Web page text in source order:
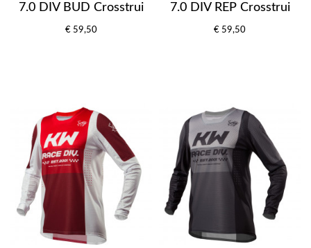
7.0 DIV BUD Crosstrui
€ 59,50
7.0 DIV REP Crosstrui
€ 59,50